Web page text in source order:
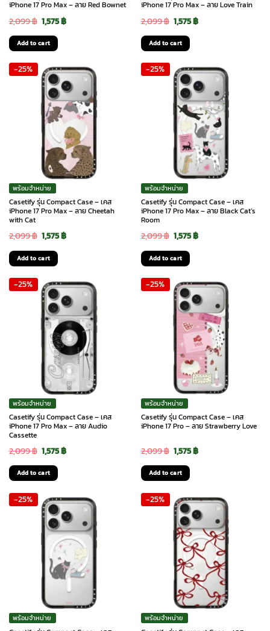
iPhone 17 Pro Max – ลาย Red Bownet
2,099฿ Original
price
was:
2,099 ฿.
1,575฿Current
1,575 ฿.
Add to cart
iPhone 17 Pro Max – ลาย Love Train
2,099฿ Original
price
was:
2,099 ฿.
1,575฿Current
1,575 ฿.
Add to cart
-25%
พร้อมจำหน่าย
Casetify รุ่น Compact Case – เคส
iPhone 17 Pro Max – ลาย Cheetah
with Cat
2,099฿ Original
price
was:
2,099 ฿.
1,575฿Current
1,575 ฿.
Add to cart
-25%
พร้อมจำหน่าย
Casetify รุ่น Compact Case – เคส
iPhone 17 Pro Max – ลาย Black Cat’s
Room
2,099฿ Original
price
was:
2,099 ฿.
1,575฿Current
1,575 ฿.
Add to cart
-25%
พร้อมจำหน่าย
Casetify รุ่น Compact Case – เคส
iPhone 17 Pro Max – ลาย Audio
Cassette
2,099฿ Original
price
was:
2,099 ฿.
1,575฿Current
1,575 ฿.
Add to cart
-25%
พร้อมจำหน่าย
Casetify รุ่น Compact Case – เคส
iPhone 17 Pro – ลาย Strawberry Love
2,099฿ Original
price
was:
2,099 ฿.
1,575฿Current
1,575 ฿.
Add to cart
-25%
พร้อมจำหน่าย
-25%
พร้อมจำหน่าย